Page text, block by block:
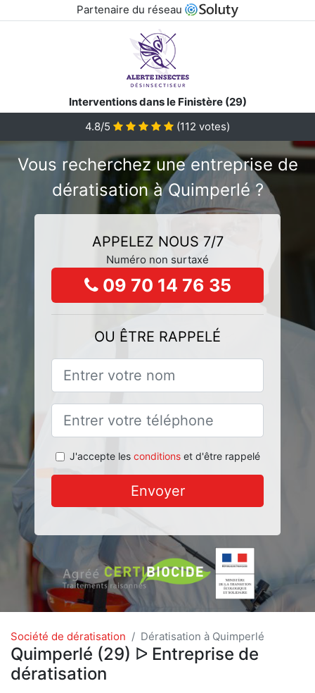
Partenaire du réseau
Interventions dans le Finistère (29)
4.8/5
(112 votes)
Vous recherchez une entreprise de
dératisation à Quimperlé ?
APPELEZ NOUS 7/7
Numéro non surtaxé
09 70 14 76 35
OU ÊTRE RAPPELÉ
J'accepte les conditionset d'être rappelé
Envoyer
Société de dératisation Dératisation à Quimperlé
Quimperlé (29) ᐅ Entreprise de
dératisation